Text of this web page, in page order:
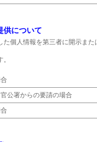
供について
た個人情報を第三者に開示ま
公署からの要請の場合